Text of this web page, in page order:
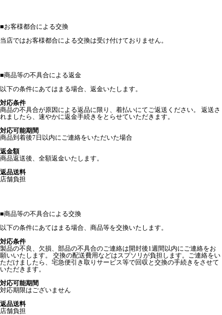
■お客様都合による交換
当店ではお客様都合による交換は受け付けておりません。
■商品等の不具合による返金
以下の条件にあてはまる場合、返金いたします。
対応条件
商品の不具合が原因による返品に限り、着払いにてご返送ください。 返送さ
れましたら、速やかに返金手続きをとらせていただきます。
対応可能期間
商品到着後7日以内にご連絡をいただいた場合
返金額
商品返送後、全額返金いたします。
返品送料
店舗負担
■商品等の不具合による交換
以下の条件にあてはまる場合、商品等を交換いたします。
対応条件
製品の不良、欠損、部品の不具合のご連絡は開封後1週間以内にご連絡をお
願いいたします。 交換の配送費用などはスプソリが負担します。ご連絡をい
ただけましたら、宅急便引き取りサービス等で回収と交換の手続きをさせて
いただきます。
対応可能期間
対応期限はございません
返品送料
店舗負担